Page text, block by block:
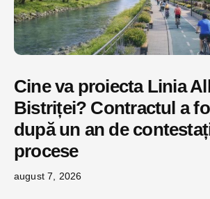
Cine va proiecta Linia
Bistriței? Contractul a
după un an de
procese
august 7, 2026